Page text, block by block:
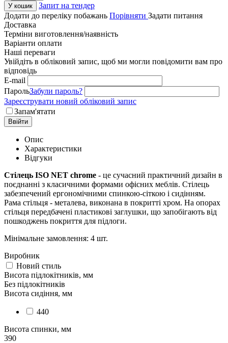
У кошик
Запит на тендер
Додати до переліку побажань Порівняти Задати питання
Доставка
Терміни виготовлення/наявність
Варіанти оплати
Наші переваги
Увійдіть в обліковий запис, щоб ми могли повідомити вам про
відповідь
E-mail
ПарольЗабули пароль?
Зареєструвати новий обліковий запис
Запам'ятати
Ввійти
Опис
Характеристики
Відгуки
Стілець ISO NET chrome - це сучасний практичний дизайн в
поєднанні з класичними формами офісних меблів. Стілець
забезпечений ергономічними спинкою-сіткою і сидінням.
Рама стільця - металева, виконана в покритті хром. На опорах
стільця передбачені пластикові заглушки, що запобігають від
пошкоджень покриття для підлоги.
Мінімальне замовлення: 4 шт.
Виробник
Новий стиль
Висота підлокітників, мм
Без підлокітників
Висота сидіння, мм
440
Висота спинки, мм
390